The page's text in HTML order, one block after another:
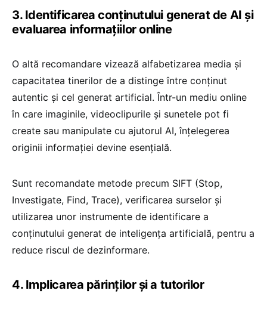
3. Identificarea conținutului generat de AI și
evaluarea informațiilor online
O altă recomandare vizează alfabetizarea media și
capacitatea tinerilor de a distinge între conținut
autentic și cel generat artificial. Într-un mediu online
în care imaginile, videoclipurile și sunetele pot fi
create sau manipulate cu ajutorul AI, înțelegerea
originii informației devine esențială.
Sunt recomandate metode precum SIFT (Stop,
Investigate, Find, Trace), verificarea surselor și
utilizarea unor instrumente de identificare a
conținutului generat de inteligența artificială, pentru a
reduce riscul de dezinformare.
4. Implicarea părinților și a tutorilor